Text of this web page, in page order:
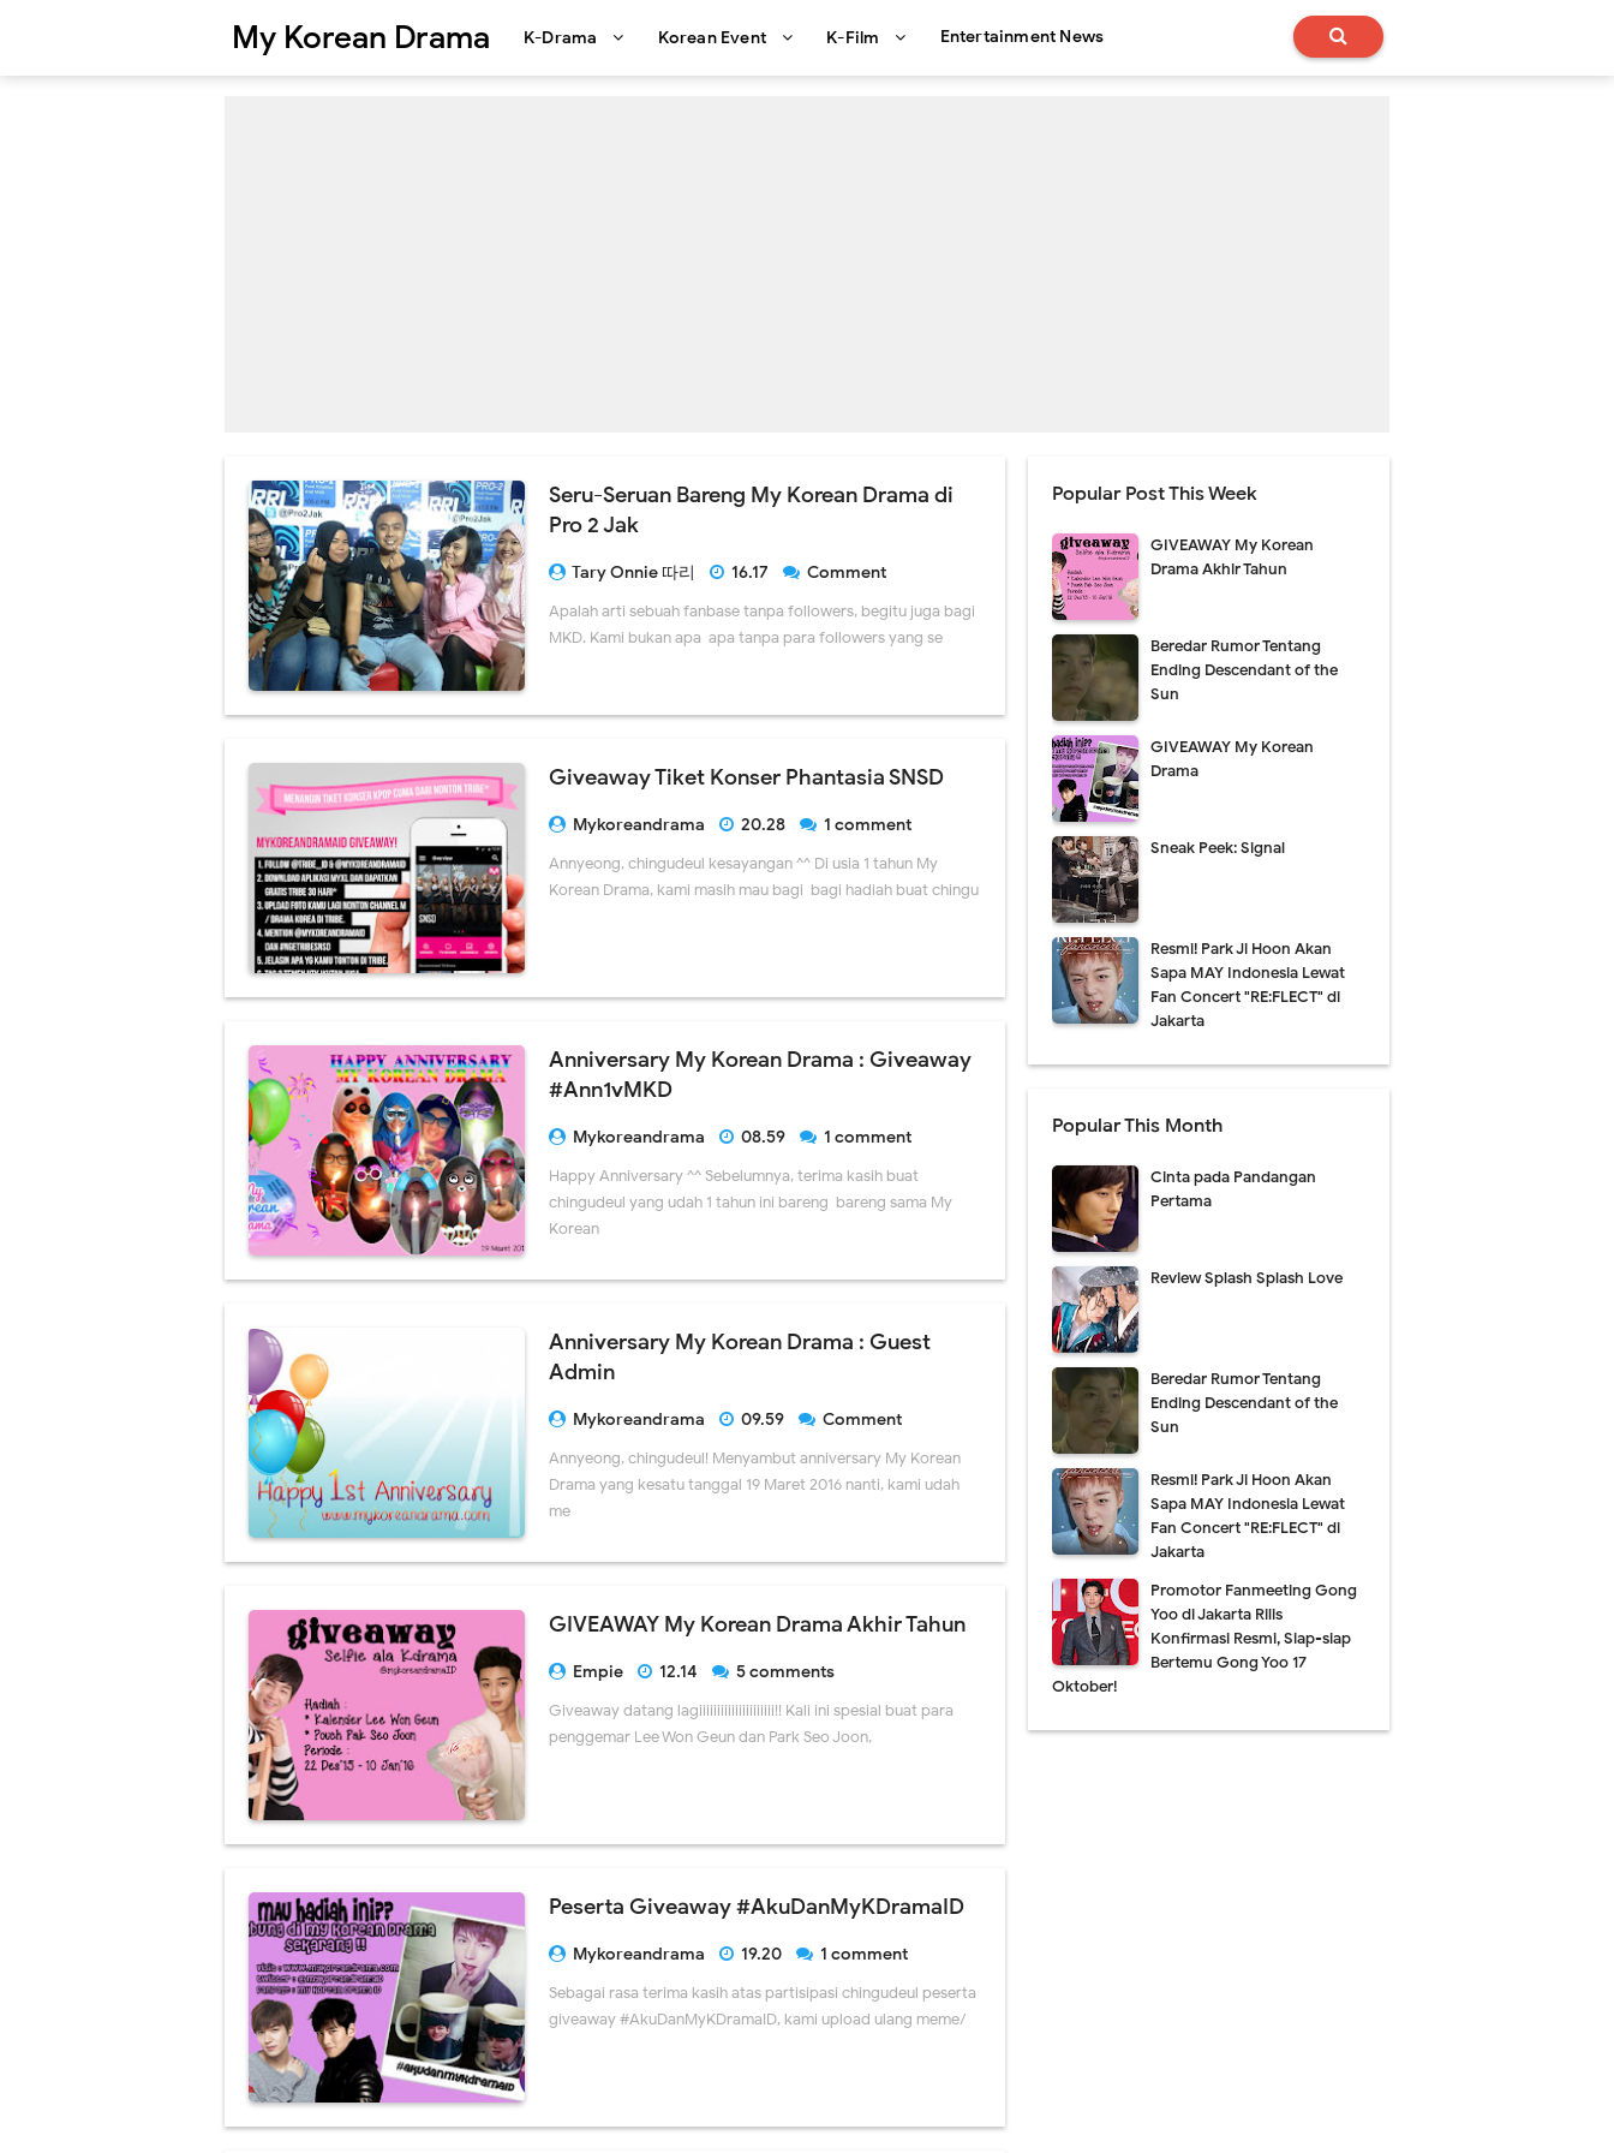
My Korean Drama K-Drama Korean Event K-Film Entertainment News
Seru-Seruan Bareng My Korean Drama di
Pro 2 Jak
Tary Onnie 따리 16.17
Comment
Apalah arti sebuah fanbase tanpa followers, begitu juga bagi
MKD. Kami bukan apa-apa tanpa para followers yang se
Giveaway Tiket Konser Phantasia SNSD
Mykoreandrama 20.28
1 comment
Annyeong, chingudeul kesayangan ^^ Di usia 1 tahun My
Korean Drama, kami masih mau bagi-bagi hadiah buat chingu
Anniversary My Korean Drama : Giveaway
#Ann1vMKD
Mykoreandrama 08.59
1 comment
Happy Anniversary ^^ Sebelumnya, terima kasih buat
chingudeul yang udah 1 tahun ini bareng-bareng sama My
Korean
Anniversary My Korean Drama : Guest
Admin
Mykoreandrama 09.59
Comment
Annyeong, chingudeul! Menyambut anniversary My Korean
Drama yang kesatu tanggal 19 Maret 2016 nanti, kami udah
me
GIVEAWAY My Korean Drama Akhir Tahun
Empie 12.14
5 comments
Giveaway datang lagiiiiiiiiiiiiiiiiiiiii!! Kali ini spesial buat para
penggemar Lee Won Geun dan Park Seo Joon,
Peserta Giveaway #AkuDanMyKDramaID
Mykoreandrama 19.20
1 comment
Sebagai rasa terima kasih atas partisipasi chingudeul peserta
giveaway #AkuDanMyKDramaID, kami upload ulang meme/
Popular Post This Week
GIVEAWAY My Korean
Drama Akhir Tahun
Beredar Rumor Tentang
Ending Descendant of the
Sun
GIVEAWAY My Korean
Drama
Sneak Peek: Signal
Resmi! Park Ji Hoon Akan
Sapa MAY Indonesia Lewat
Fan Concert "RE:FLECT" di
Jakarta
Popular This Month
Cinta pada Pandangan
Pertama
Review Splash Splash Love
Beredar Rumor Tentang
Ending Descendant of the
Sun
Resmi! Park Ji Hoon Akan
Sapa MAY Indonesia Lewat
Fan Concert "RE:FLECT" di
Jakarta
Promotor Fanmeeting Gong
Yoo di Jakarta Rilis
Konfirmasi Resmi, Siap-siap
Bertemu Gong Yoo 17
Oktober!